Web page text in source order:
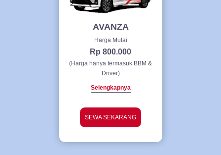
AVANZA
Harga Mulai
Rp 800.000
(Harga hanya termasuk BBM &
Driver)
Selengkapnya
SEWA SEKARANG